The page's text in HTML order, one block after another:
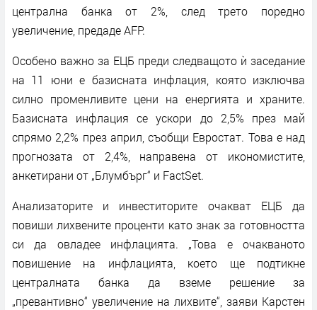
централна банка от 2%, след трето поредно
увеличение, предаде AFP.
Особено важно за ЕЦБ преди следващото ѝ заседание
на 11 юни е базисната инфлация, която изключва
силно променливите цени на енергията и храните.
Базисната инфлация се ускори до 2,5% през май
спрямо 2,2% през април, съобщи Евростат. Това е над
прогнозата от 2,4%, направена от икономистите,
анкетирани от „Блумбърг“ и FactSet.
Анализаторите и инвеститорите очакват ЕЦБ да
повиши лихвените проценти като знак за готовността
си да овладее инфлацията. „Това е очакваното
повишение на инфлацията, което ще подтикне
централната банка да вземе решение за
„превантивно“ увеличение на лихвите“, заяви Карстен